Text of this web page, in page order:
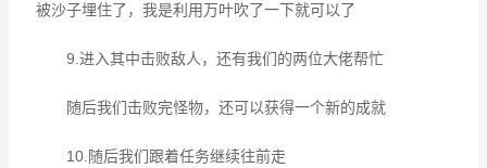
被沙子埋住了，我是利用万叶吹了一下就可以了
9.进入其中击败敌人，还有我们的两位大佬帮忙
随后我们击败完怪物，还可以获得一个新的成就
10.随后我们跟着任务继续往前走